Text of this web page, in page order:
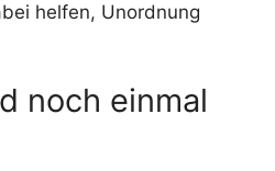
helfen, Unordnung
noch einmal